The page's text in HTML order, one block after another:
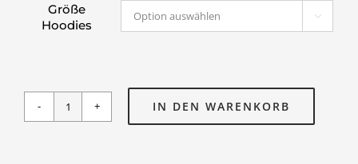
Größe
Hoodies

Schul-
IN DEN WARENKORB